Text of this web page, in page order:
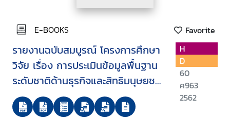
E-BOOKS Favorite
รายงานฉบับสมบูรณ์ โครงการศึกษา
วิจัย เรื่อง การประเมินข้อมูลพื้นฐาน
ระดับชาติด้านธุรกิจและสิทธิมนุษยชน
: นโยบาย กฎหมาย และมาตรการที่
เกี่ยวข้องกับการลงทุนของประเทศ
H
D
60
ค963
2562